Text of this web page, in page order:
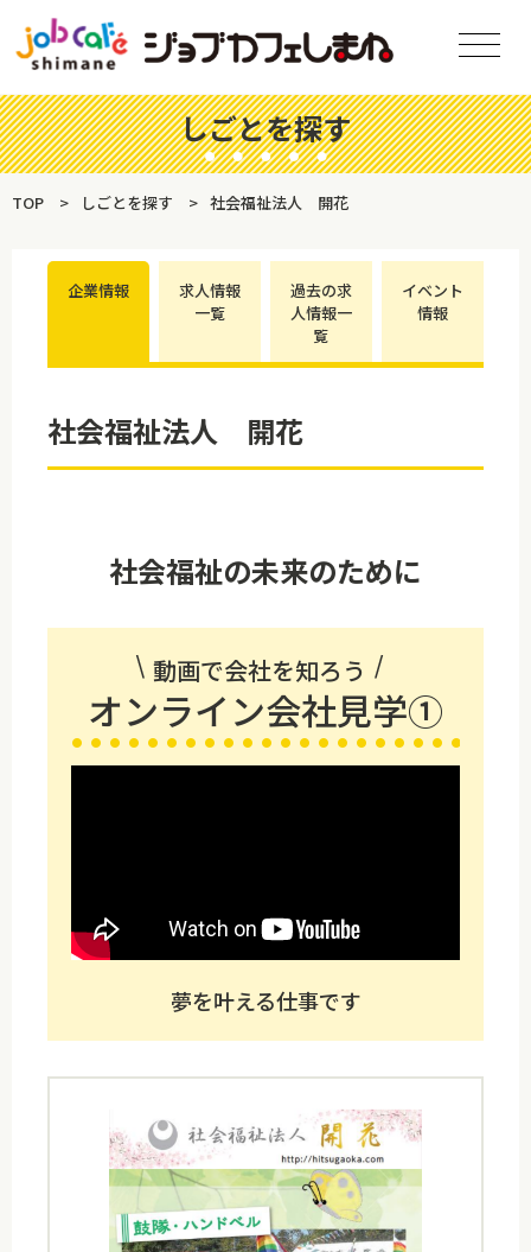
しごとを探す
TOP しごとを探す 社会福祉法人 開花
企業情報
求人情報
一覧
過去の求
人情報一
覧
イベント
情報
社会福祉法人 開花
社会福祉の未来のために
動画で会社を知ろう
オンライン会社見学①
夢を叶える仕事です